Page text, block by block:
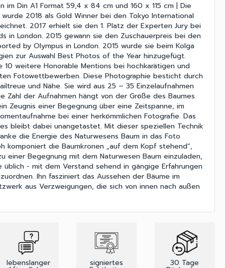
im Din A1 Format 59,4 x 84 cm und 160 x 115 cm | Die
wurde 2018 als Gold Winner bei den Tokyo International
2017 erhielt sie den 1. Platz der Experten Jury bei
in London. 2015 gewann sie den Zuschauerpreis bei den
by Olympus in London. 2015 wurde sie beim Kolga
zur Auswahl Best Photos of the Year hinzugefügt.
10 weitere Honorable Mentions bei hochkarätigen und
Fotowettbewerben. Diese Photographie besticht durch
und Nähe. Sie wird aus 25 – 35 Einzelaufnahmen
Zahl der Aufnahmen hängt von der Größe des Baumes
Zeugnis einer Begegnung über eine Zeitspanne, im
bei einer herkömmlichen Fotografie. Das
bleibt dabei unangetastet. Mit dieser speziellen Technik
die Energie des Naturwesens Baum in das Foto
komponiert die Baumkronen „auf dem Kopf stehend“,
einer Begegnung mit dem Naturwesen Baum einzuladen,
- mit dem Verstand sehend in gängige Erfahrungen
Ihn fasziniert das Aussehen der Bäume im
aus Verzweigungen, die sich von innen nach außen
lebenslanger signiertes 30 Tage